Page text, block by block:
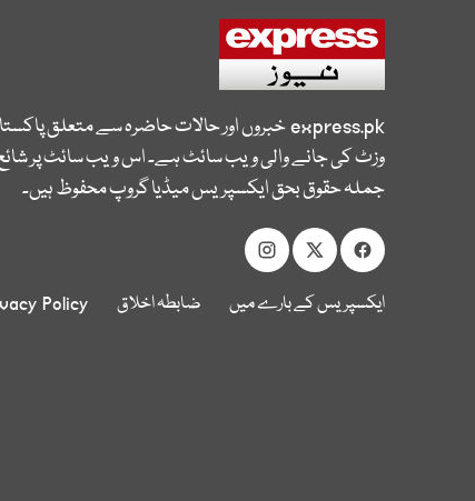
express.pkخبروں اور حالات حاضرہ سے متعلق
وزٹ کی جانے والی ویب سائٹ ہے۔ اس ویب سائٹ پر
جملہ حقوق بحق ایکسپریس میڈیا گروپ محفوظ ہیں۔
ایکسپریس کے بارے میں ضابطہ اخلاق Policy